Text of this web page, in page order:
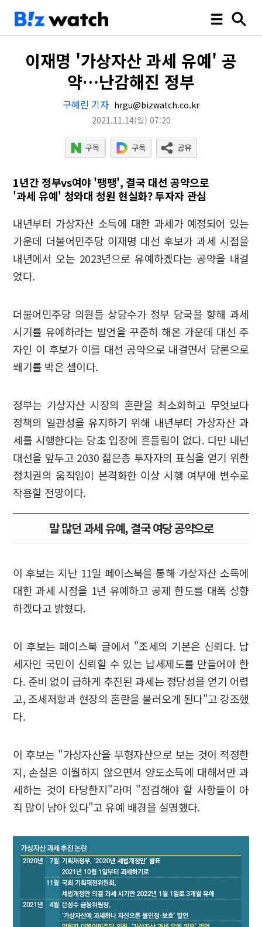
이재명 '가상자산 과세 유예' 공
약…난감해진 정부
구혜린 기자 hrgu@bizwatch.co.kr
2021.11.14(일) 07:20
1년간 정부vs여야 '팽팽', 결국 대선 공약으로
'과세 유예' 청와대 청원 현실화? 투자자 관심
내년부터 가상자산 소득에 대한 과세가 예정되어 있는
가운데 더불어민주당 이재명 대선 후보가 과세 시점을
내년에서 오는 2023년으로 유예하겠다는 공약을 내걸
었다.
더불어민주당 의원들 상당수가 정부 당국을 향해 과세
시기를 유예하라는 발언을 꾸준히 해온 가운데 대선 주
자인 이 후보가 이를 대선 공약으로 내걸면서 당론으로
쐐기를 박은 셈이다.
정부는 가상자산 시장의 혼란을 최소화하고 무엇보다
정책의 일관성을 유지하기 위해 내년부터 가상자산 과
세를 시행한다는 당초 입장에 흔들림이 없다. 다만 내년
대선을 앞두고 2030 젊은층 투자자의 표심을 얻기 위한
정치권의 움직임이 본격화한 이상 시행 여부에 변수로
작용할 전망이다.
말 많던 과세 유예, 결국 여당 공약으로
이 후보는 지난 11일 페이스북을 통해 가상자산 소득에
대한 과세 시점을 1년 유예하고 공제 한도를 대폭 상향
하겠다고 밝혔다.
이 후보는 페이스북 글에서 "조세의 기본은 신뢰다. 납
세자인 국민이 신뢰할 수 있는 납세제도를 만들어야 한
다. 준비 없이 급하게 추진된 과세는 정당성을 얻기 어렵
고, 조세저항과 현장의 혼란을 불러오게 된다"고 강조했
다.
이 후보는 "가상자산을 무형자산으로 보는 것이 적정한
지, 손실은 이월하지 않으면서 양도소득에 대해서만 과
세하는 것이 타당한지"라며 "점검해야 할 사항들이 아
직 많이 남아 있다"고 유예 배경을 설명했다.